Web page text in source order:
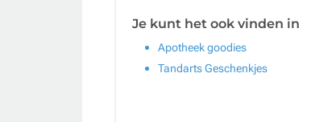
Je kunt het ook vinden in
Apotheek goodies
Tandarts Geschenkjes